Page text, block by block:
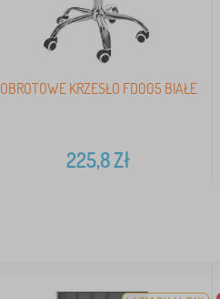
OBROTOWE KRZESŁO FD005 BIAŁE
225,8Zł